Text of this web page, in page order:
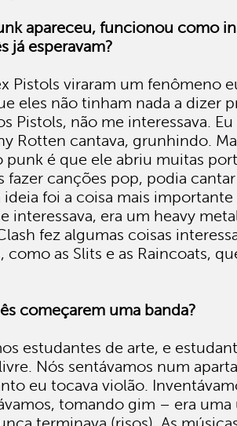
apareceu, funcionou como
já esperavam?
Pistols viraram um fenômeno
eles não tinham nada a dizer
Pistols, não me interessava.
Rotten cantava, grunhindo.
é que ele abriu muitas
fazer canções pop, podia
ideia foi a coisa mais
interessava, era um heavy
fez algumas coisas
como as Slits e as Raincoats,
começarem uma banda?
estudantes de arte, e
Nós sentávamos num
eu tocava violão.
tomando gim – era uma